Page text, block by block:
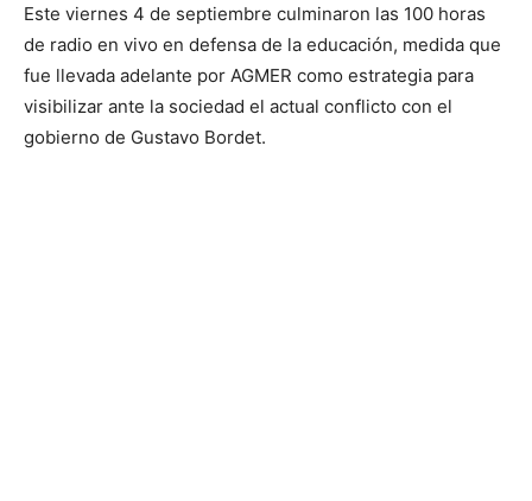
Este viernes 4 de septiembre culminaron las 100 horas
de radio en vivo en defensa de la educación, medida que
fue llevada adelante por AGMER como estrategia para
visibilizar ante la sociedad el actual conflicto con el
gobierno de Gustavo Bordet.